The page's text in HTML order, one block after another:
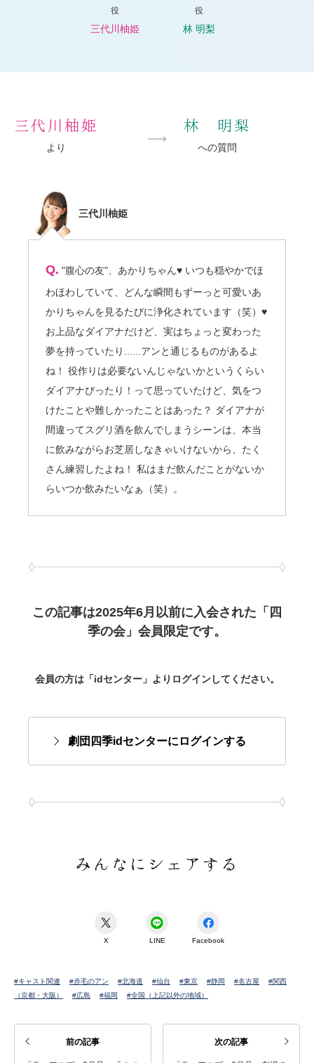
役
三代川柚姫
役
林 明梨
三代川柚姫
より
林 明梨
への質問
三代川柚姫
Q. "腹心の友"、あかりちゃん♥ いつも穏やかでほ
わほわしていて、どんな瞬間もずーっと可愛いあ
かりちゃんを見るたびに浄化されています（笑）♥
お上品なダイアナだけど、実はちょっと変わった
夢を持っていたり......アンと通じるものがあるよ
ね！ 役作りは必要ないんじゃないかというくらい
ダイアナぴったり！って思っていたけど、気をつ
けたことや難しかったことはあった？ ダイアナが
間違ってスグリ酒を飲んでしまうシーンは、本当
に飲みながらお芝居しなきゃいけないから、たく
さん練習したよね！ 私はまだ飲んだことがないか
らいつか飲みたいなぁ（笑）。
この記事は2025年6月以前に入会された「四
季の会」会員限定です。
会員の方は「idセンター」よりログインしてください。
劇団四季idセンターにログインする
みんなにシェアする
X LINE Facebook
#キャスト関連 #赤毛のアン #北海道 #仙台 #東京 #静岡 #名古屋
#関西
（京都・大阪）
#広島 #福岡 #全国（上記以外の地域）
前の記事 次の記事